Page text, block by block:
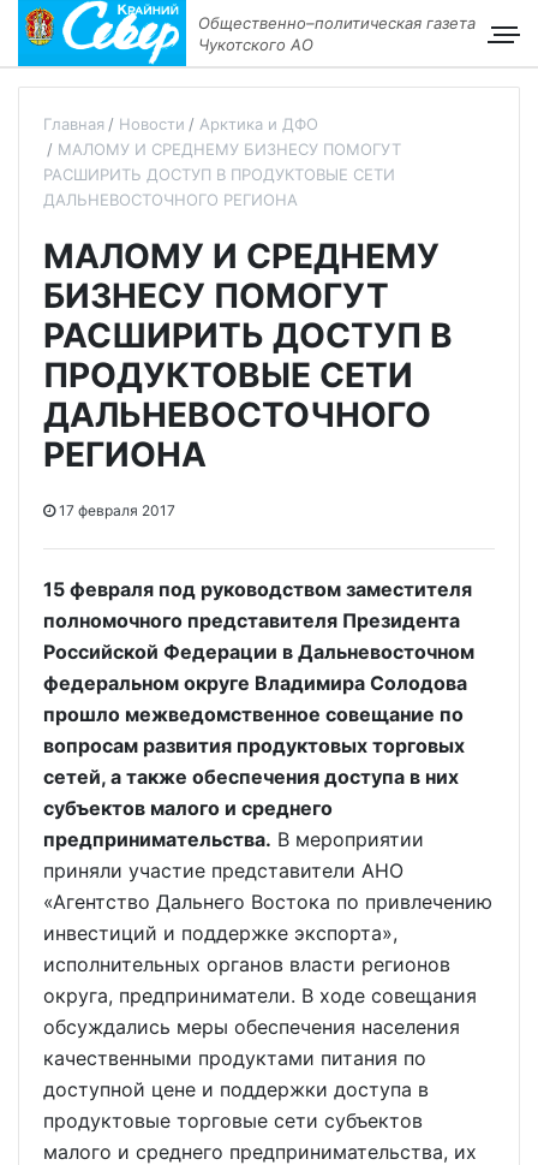
Общественно–политическая газета
Чукотского АО
Главная Новости
Арктика и ДФО
МАЛОМУ И СРЕДНЕМУ БИЗНЕСУ ПОМОГУТ
РАСШИРИТЬ ДОСТУП В ПРОДУКТОВЫЕ СЕТИ
ДАЛЬНЕВОСТОЧНОГО РЕГИОНА
МАЛОМУ И СРЕДНЕМУ
БИЗНЕСУ ПОМОГУТ
РАСШИРИТЬ ДОСТУП В
ПРОДУКТОВЫЕ СЕТИ
ДАЛЬНЕВОСТОЧНОГО
РЕГИОНА
17 февраля 2017
15 февраля под руководством заместителя
полномочного представителя Президента
Российской Федерации в Дальневосточном
федеральном округе Владимира Солодова
прошло межведомственное совещание по
вопросам развития продуктовых торговых
сетей, а также обеспечения доступа в них
субъектов малого и среднего
предпринимательства. В мероприятии
приняли участие представители АНО
«Агентство Дальнего Востока по привлечению
инвестиций и поддержке экспорта»,
исполнительных органов власти регионов
округа, предприниматели. В ходе совещания
обсуждались меры обеспечения населения
качественными продуктами питания по
доступной цене и поддержки доступа в
продуктовые торговые сети субъектов
малого и среднего предпринимательства, их